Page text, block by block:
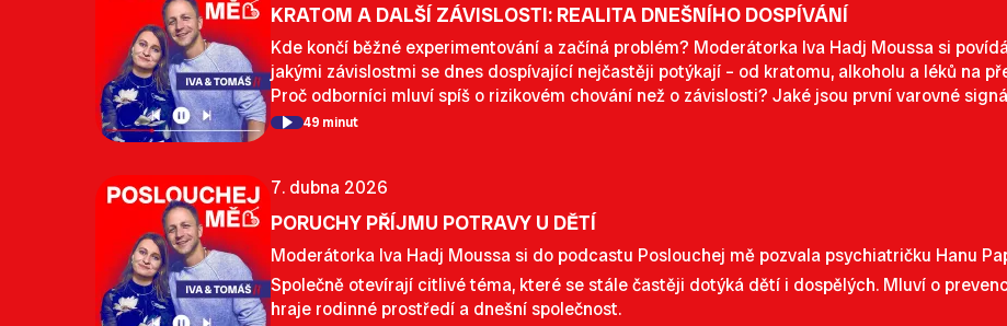
KRATOM A DALŠÍ ZÁVISLOSTI: REALITA DNEŠNÍHO DOSPÍVÁNÍ
Kde končí běžné experimentování a začíná problém? Moderátorka Iva Hadj Moussa si
jakými závislostmi se dnes dospívající nejčastěji potýkají – od kratomu, alkoholu a léků na
Proč odborníci mluví spíš o rizikovém chování než o závislosti? Jaké jsou první varovné
49 minut
7. dubna 2026
PORUCHY PŘÍJMU POTRAVY U DĚTÍ
Moderátorka Iva Hadj Moussa si do podcastu Poslouchej mě pozvala psychiatričku Hanu
Společně otevírají citlivé téma, které se stále častěji dotýká dětí i dospělých. Mluví o
hraje rodinné prostředí a dnešní společnost.